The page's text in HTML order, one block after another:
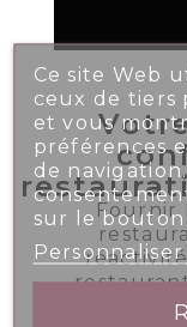
Fournir
Ce site Web
ceux de tiers
et vous
préférences
de
sur le